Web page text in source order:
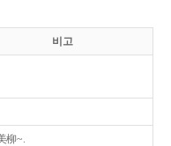
비고
柳~.